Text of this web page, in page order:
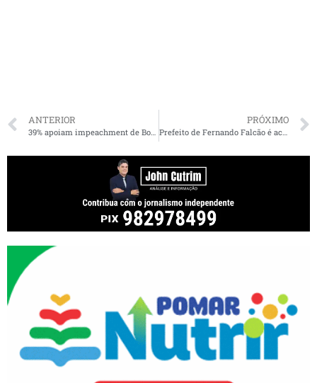
ANTERIOR
39% apoiam impeachment de Bolsonaro, diz pesquisa
PRÓXIMO
Prefeito de Fernando Falcão é acionado por improbidade administrativa